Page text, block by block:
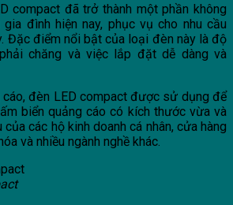
compact đã trở thành một phần không
đình hiện nay, phục vụ cho nhu cầu
Đặc điểm nổi bật của loại đèn này là độ
chăng và việc lắp đặt dễ dàng và
đèn LED compact được sử dụng để
biển quảng cáo có kích thước vừa và
các hộ kinh doanh cá nhân, cửa hàng
và nhiều ngành nghề khác.